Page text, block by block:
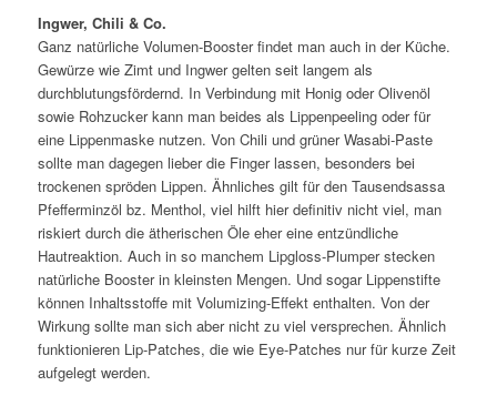
Ingwer, Chili & Co.
Ganz natürliche Volumen-Booster findet man auch in der Küche.
Gewürze wie Zimt und Ingwer gelten seit langem als
durchblutungsfördernd. In Verbindung mit Honig oder Olivenöl
sowie Rohzucker kann man beides als Lippenpeeling oder für
eine Lippenmaske nutzen. Von Chili und grüner Wasabi-Paste
sollte man dagegen lieber die Finger lassen, besonders bei
trockenen spröden Lippen. Ähnliches gilt für den Tausendsassa
Pfefferminzöl bz. Menthol, viel hilft hier definitiv nicht viel, man
riskiert durch die ätherischen Öle eher eine entzündliche
Hautreaktion. Auch in so manchem Lipgloss-Plumper stecken
natürliche Booster in kleinsten Mengen. Und sogar Lippenstifte
können Inhaltsstoffe mit Volumizing-Effekt enthalten. Von der
Wirkung sollte man sich aber nicht zu viel versprechen. Ähnlich
funktionieren Lip-Patches, die wie Eye-Patches nur für kurze Zeit
aufgelegt werden.